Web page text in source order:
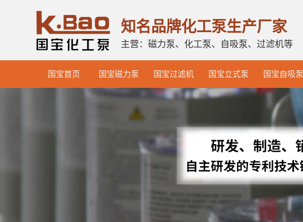
知名品牌化工泵生产厂家
主营：磁力泵、化工泵、自吸泵、过滤机等
国宝首页 国宝磁力泵 国宝过滤机 国宝立式泵 国宝自吸泵